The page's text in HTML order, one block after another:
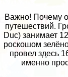
Важно! Почему
путешествий.
Duc) занимает
роскошом
провел здесь
именно